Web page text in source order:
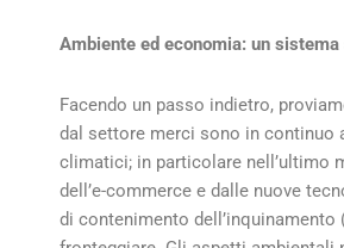
Ambiente ed economia: un
Facendo un passo indietro,
dal settore merci sono in continuo
climatici; in particolare nell’ultimo
dell’e-commerce e dalle nuove
di contenimento